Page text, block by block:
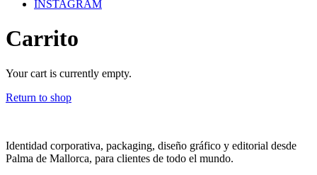
INSTAGRAM
Carrito
Your cart is currently empty.
Return to shop
Identidad corporativa, packaging, diseño gráfico y editorial desde
Palma de Mallorca, para clientes de todo el mundo.